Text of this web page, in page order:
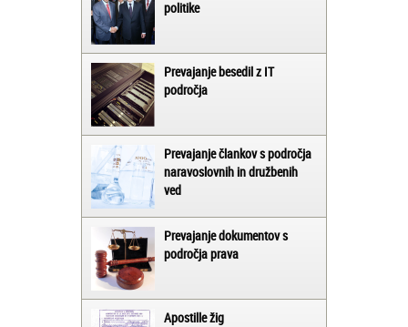
politike
Prevajanje besedil z IT
področja
Prevajanje člankov s področja
naravoslovnih in družbenih
ved
Prevajanje dokumentov s
področja prava
Apostille žig